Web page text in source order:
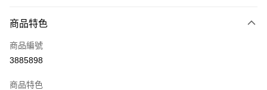
信用卡一次付款
超商取貨付款
商品特色
商品編號
3885898
商品特色